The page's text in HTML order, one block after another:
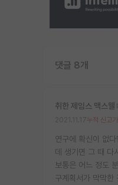
댓글 8개
취한 제임스 맥스웰
누적 신고
연구에 확신이 없
데 생기면 그 때 다
보통은 어느 정도
구계획서가 막막한